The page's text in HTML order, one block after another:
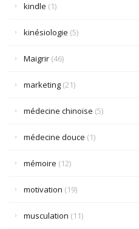
kindle (1)
kinésiologie (5)
Maigrir (46)
marketing (21)
médecine chinoise (5)
médecine douce (1)
mémoire (12)
motivation (19)
musculation (11)